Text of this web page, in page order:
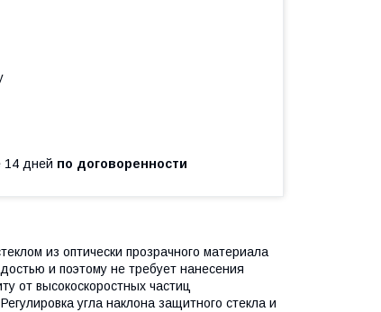
14 дней по договоренности
из оптически прозрачного материала
и поэтому не требует нанесения
от высокоскоростных частиц
угла наклона защитного стекла и